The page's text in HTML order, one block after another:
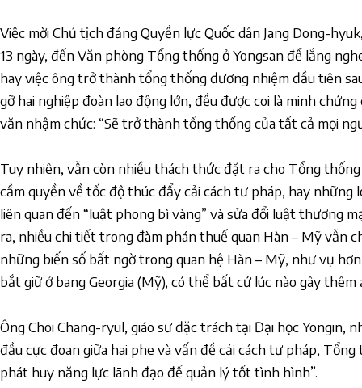
Việc mời Chủ tịch đảng Quyền lực Quốc dân Jang Dong-
13 ngày, đến Văn phòng Tổng thống ở Yongsan để lắng
hay việc ông trở thành tổng thống đương nhiệm đầu tiên
gỡ hai nghiệp đoàn lao động lớn, đều được coi là minh
văn nhậm chức: “Sẽ trở thành tổng thống của tất cả mọi
Tuy nhiên, vẫn còn nhiều thách thức đặt ra cho Tổng
cầm quyền về tốc độ thúc đẩy cải cách tư pháp, hay những
liên quan đến “luật phong bì vàng” và sửa đổi luật thương
ra, nhiều chi tiết trong đàm phán thuế quan Hàn – Mỹ vẫn
những biến số bất ngờ trong quan hệ Hàn – Mỹ, như vụ
bắt giữ ở bang Georgia (Mỹ), có thể bất cứ lúc nào gây
Ông Choi Chang-ryul, giáo sư đặc trách tại Đại học Yongin,
đầu cực đoan giữa hai phe và vấn đề cải cách tư pháp,
phát huy năng lực lãnh đạo để quản lý tốt tình hình”.